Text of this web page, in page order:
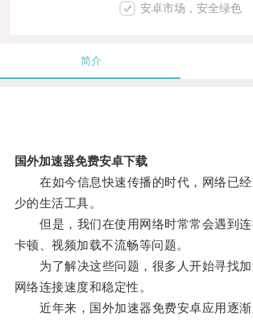
安卓市场，安全绿色
简介
国外加速器免费安卓下载
在如今信息快速传播的时代，网络已经
少的生活工具。
但是，我们在使用网络时常常会遇到连
卡顿、视频加载不流畅等问题。
为了解决这些问题，很多人开始寻找加
网络连接速度和稳定性。
近年来，国外加速器免费安卓应用逐渐